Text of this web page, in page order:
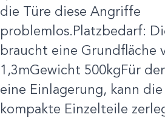
die Türe diese Angriffe
problemlos.Platzbedarf:
braucht eine Grundfläche
1,3mGewicht 500kgFür
eine Einlagerung, kann
kompakte Einzelteile